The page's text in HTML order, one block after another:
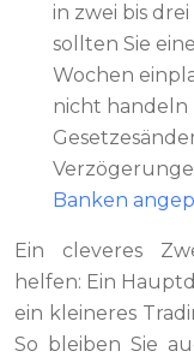
in zwei bis
sollten Sie
Wochen
nicht handeln
Banken
Ein cleveres
helfen: Ein
ein kleineres
So bleiben Sie